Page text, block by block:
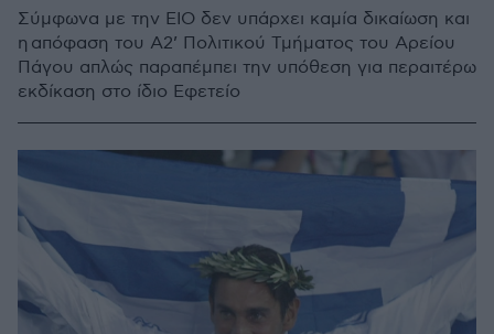
Σύμφωνα με την ΕΙΟ δεν υπάρχει καμία δικαίωση και
η απόφαση του Α2’ Πολιτικού Τμήματος του Αρείου
Πάγου απλώς παραπέμπει την υπόθεση για περαιτέρω
εκδίκαση στο ίδιο Εφετείο